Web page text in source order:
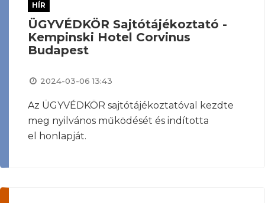
HÍR
ÜGYVÉDKÖR Sajtótájékoztató -
Kempinski Hotel Corvinus
Budapest
2024-03-06 13:43
Az ÜGYVÉDKÖR sajtótájékoztatóval kezdte
meg nyilvános működését és indította
el honlapját.